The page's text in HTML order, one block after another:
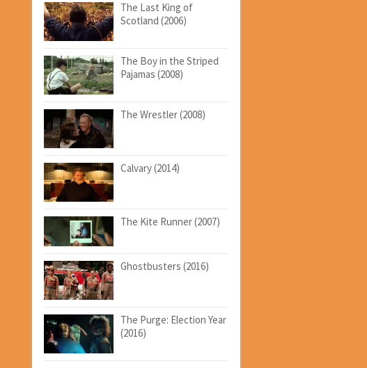
The Last King of
Scotland (2006)
The Boy in the Striped
Pajamas (2008)
The Wrestler (2008)
Calvary (2014)
The Kite Runner (2007)
Ghostbusters (2016)
The Purge: Election Year
(2016)